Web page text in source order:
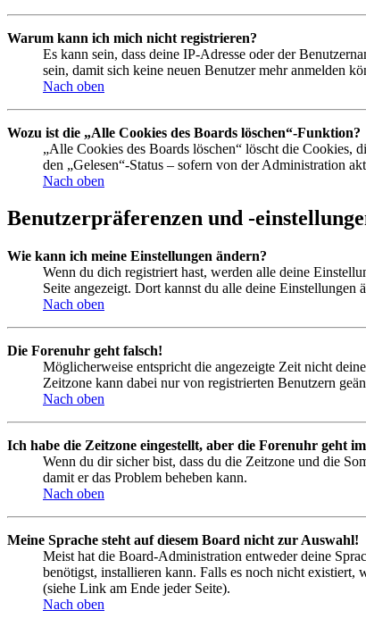
Warum kann ich mich nicht registrieren?
Es kann sein, dass deine IP-Adresse oder der
sein, damit sich keine neuen Benutzer mehr anmelden
Nach oben
Wozu ist die „Alle Cookies des Boards löschen“-Funktion?
„Alle Cookies des Boards löschen“ löscht die Cookies,
den „Gelesen“-Status – sofern von der Administration
Nach oben
Benutzerpräferenzen und -
Wie kann ich meine Einstellungen ändern?
Wenn du dich registriert hast, werden alle deine
Seite angezeigt. Dort kannst du alle deine Einstellungen
Nach oben
Die Forenuhr geht falsch!
Möglicherweise entspricht die angezeigte Zeit nicht
Zeitzone kann dabei nur von registrierten Benutzern
Nach oben
Ich habe die Zeitzone eingestellt, aber die Forenuhr geht
Wenn du dir sicher bist, dass du die Zeitzone und die
damit er das Problem beheben kann.
Nach oben
Meine Sprache steht auf diesem Board nicht zur Auswahl!
Meist hat die Board-Administration entweder deine
benötigst, installieren kann. Falls es noch nicht
(siehe Link am Ende jeder Seite).
Nach oben